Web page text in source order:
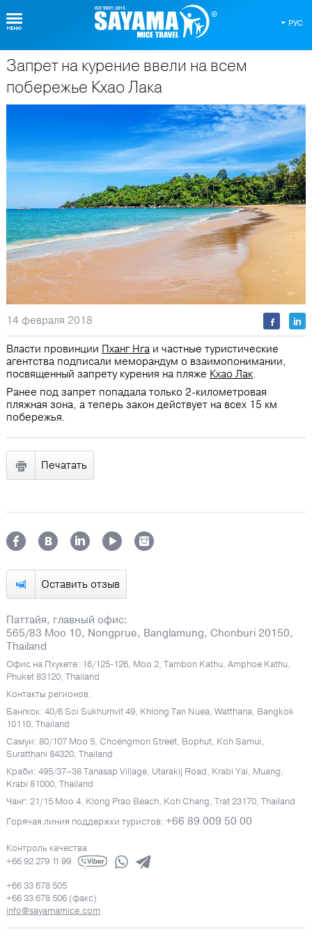
РУС
О Таиланде
Оставить отзыв
Паттайя, главный офис:
565/83 Moo 10, Nongprue, Banglamung, Chonburi 20150,
Thailand
Офис на Пхукете: 16/125-126, Moo 2, Tambon Kathu, Amphoe Kathu,
Phuket 83120, Thailand
Контакты регионов:
Бангкок: 40/6 Soi Sukhumvit 49, Khlong Tan Nuea, Watthana, Bangkok
10110, Thailand
Самуи: 80/107 Moo 5, Choengmon Street, Bophut, Koh Samui,
Suratthani 84320, Thailand
Краби: 495/37–38 Tanasap Village, Utarakij Road, Krabi Yai, Muang,
Krabi 81000, Thailand
Чанг: 21/15 Moo 4, Klong Prao Beach, Koh Chang, Trat 23170, Thailand
Горячая линия поддержки туристов: +66 89 009 50 00
Контроль качества
+66 92 279 11 99
+66 33 678 505
+66 33 678 506 (факс)
info@sayamamice.com
Запрет на курение ввели на всем
побережье Кхао Лака
14 февраля 2018
Власти провинции Пханг Нга и частные туристические
агентства подписали меморандум о взаимопонимании,
посвященный запрету курения на пляже Кхао Лак.
Ранее под запрет попадала только 2-километровая
пляжная зона, а теперь закон действует на всех 15 км
побережья.
Печатать